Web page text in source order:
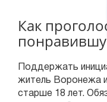
Как
Поддержать
житель Воронежа
старше 18 лет.